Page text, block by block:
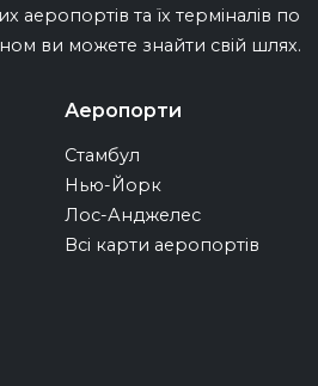
аеропортів та їх терміналів по
ви можете знайти свій шлях.
Аеропорти
Стамбул
Нью-Йорк
Лос-Анджелес
Всі карти аеропортів